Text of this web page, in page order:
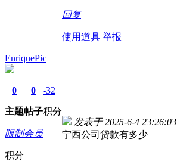
回复
使用道具 举报
EnriquePic
0
主题
0
帖子
-32
积分
限制会员
积分
发表于 2025-6-4 23:26:03
宁西公司贷款有多少